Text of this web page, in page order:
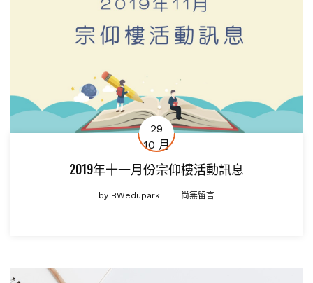
29
10 月
2019年十一月份宗仰樓活動訊息
by BWedupark 尚無留言